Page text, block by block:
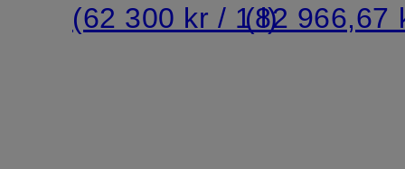
(62 300 kr / 1 l)(82 966,67